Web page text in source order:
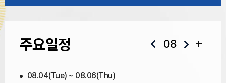
주요일정 08
08.04(Tue) ~ 08.06(Thu)